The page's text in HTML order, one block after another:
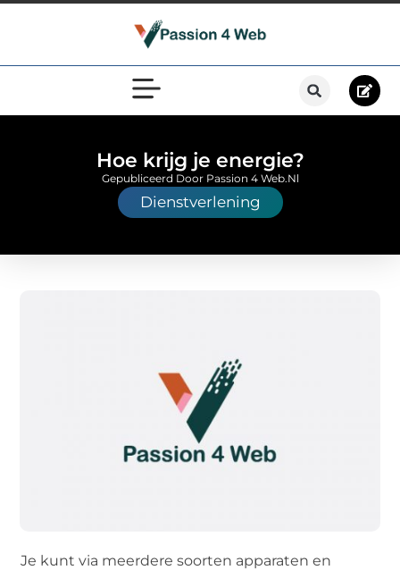
Hoe krijg je energie?
Dienstverlening
Gepubliceerd Door Passion 4 Web.nl
Je kunt via meerdere soorten apparaten en